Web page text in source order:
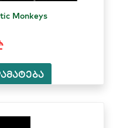
Monkeys